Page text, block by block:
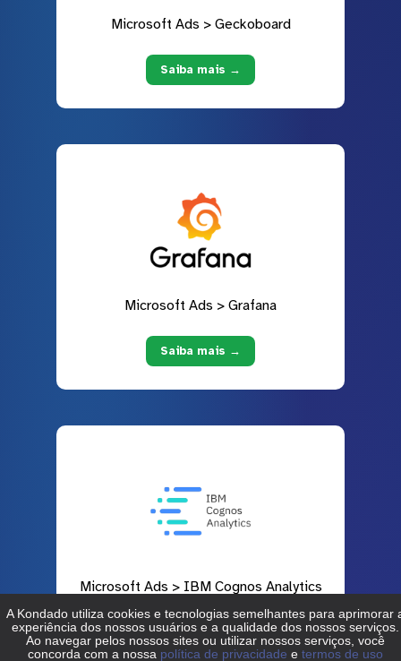
Microsoft Ads > Geckoboard
Saiba mais →
Microsoft Ads > Grafana
Saiba mais →
Microsoft Ads > IBM Cognos Analytics
Saiba mais →